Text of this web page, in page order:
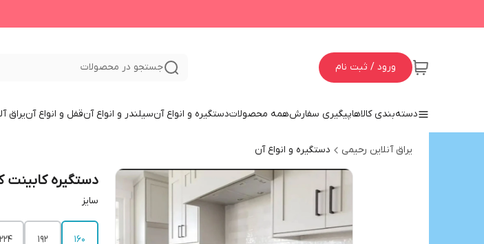
ورود / ثبت نام جستجو در محصولات
دسته‌بندی کالاهاپیگیری سفارشهمه محصولاتدستگیره و انواع آنسیلندر و انواع آنقفل و انواع آنیراق
یراق آنلاین رحیمی دستگیره و انواع آن
دستگیره
سایز
160
192
224